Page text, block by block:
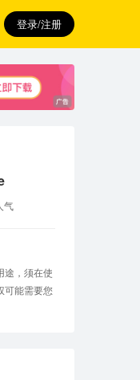
登录/注册
气
途，须在使
可能需要您